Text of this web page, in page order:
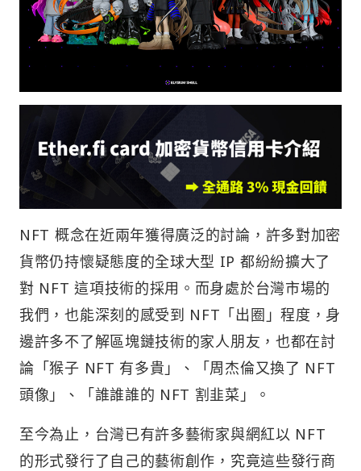
NFT 概念在近兩年獲得廣泛的討論，許多對加密
貨幣仍持懷疑態度的全球大型 IP 都紛紛擴大了
對 NFT 這項技術的採用。而身處於台灣市場的
我們，也能深刻的感受到 NFT「出圈」程度，身
邊許多不了解區塊鏈技術的家人朋友，也都在討
論「猴子 NFT 有多貴」、「周杰倫又換了 NFT
頭像」、「誰誰誰的 NFT 割韭菜」。
至今為止，台灣已有許多藝術家與網紅以 NFT
的形式發行了自己的藝術創作，究竟這些發行商